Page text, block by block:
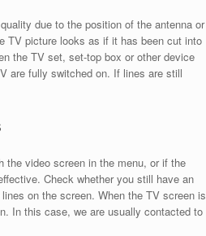
due to the position of the antenna or
TV picture looks as if it has been cut into
the TV set, set-top box or other device
are fully switched on. If lines are still
the video screen in the menu, or if the
Check whether you still have an
on the screen. When the TV screen is
In this case, we are usually contacted to